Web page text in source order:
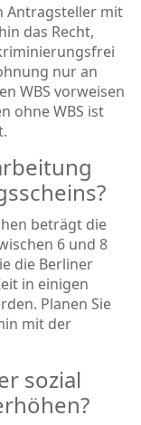
Antragsteller mit
das Recht,
nur an
WBS vorweisen
ohne WBS ist
beträgt die
6 und 8
die Berliner
in einigen
Planen Sie
mit der
sozial